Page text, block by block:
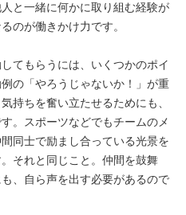
と一緒に何かに取り組む経験が
のが働きかけ力です。
てもらうには、いくつかのポイ
の「やろうじゃないか！」が重
持ちを奮い立たせるためにも、
。スポーツなどでもチームのメ
同士で励まし合っている光景を
それと同じこと。仲間を鼓舞
、自ら声を出す必要があるので